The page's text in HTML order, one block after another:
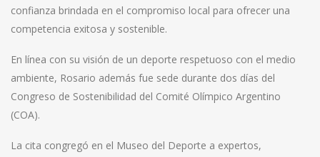
confianza brindada en el compromiso local para ofrecer una
competencia exitosa y sostenible.
En línea con su visión de un deporte respetuoso con el medio
ambiente, Rosario además fue sede durante dos días del
Congreso de Sostenibilidad del Comité Olímpico Argentino
(COA).
La cita congregó en el Museo del Deporte a expertos,